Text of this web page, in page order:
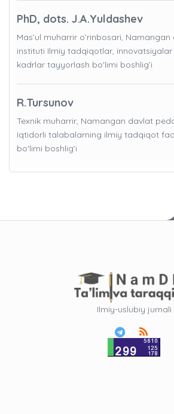
PhD, dots. J.A.Yuldashev
Mas’ul muharrir o’rinbosari,
instituti Ilmiy tadqiqotlar,
kadrlar tayyorlash bo'limi boshlig’i
R.Tursunov
Texnik muharrir, Namangan davlat
Iqtidorli talabalarning ilmiy tadqiqot
bo'limi boshlig’i
Ilmiy-uslubiy jurnali